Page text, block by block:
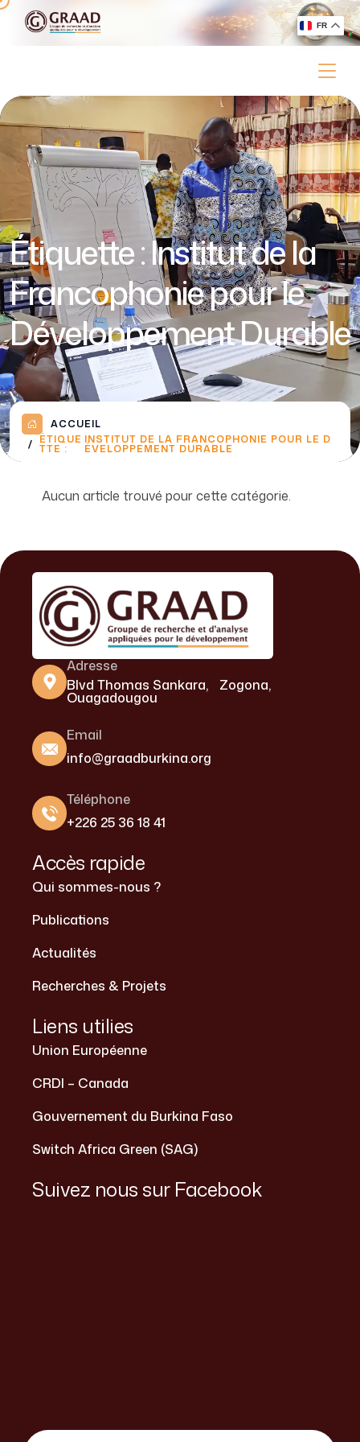
Étiquette :Institut de la
Francophonie pour le
Développement Durable
ACCUEIL
ÉTIQUE
TTE :
INSTITUT DE LA FRANCOPHONIE POUR LE D
ÉVELOPPEMENT DURABLE
Aucun article trouvé pour cette catégorie.
Adresse
Blvd Thomas Sankara, Zogona,
Ouagadougou
Email
info@graadburkina.org
Téléphone
+226 25 36 18 41
Accès rapide
Qui sommes-nous ?
Publications
Actualités
Recherches & Projets
Liens utilies
Union Européenne
CRDI – Canada
Gouvernement du Burkina Faso
Switch Africa Green (SAG)
Suivez nous sur Facebook
FR